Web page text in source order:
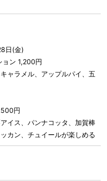
日(金)
ョン 1,200円
ャラメル、アップルパイ、五
円
イス、パンナコッタ、加賀棒
カン、チュイールが楽しめる